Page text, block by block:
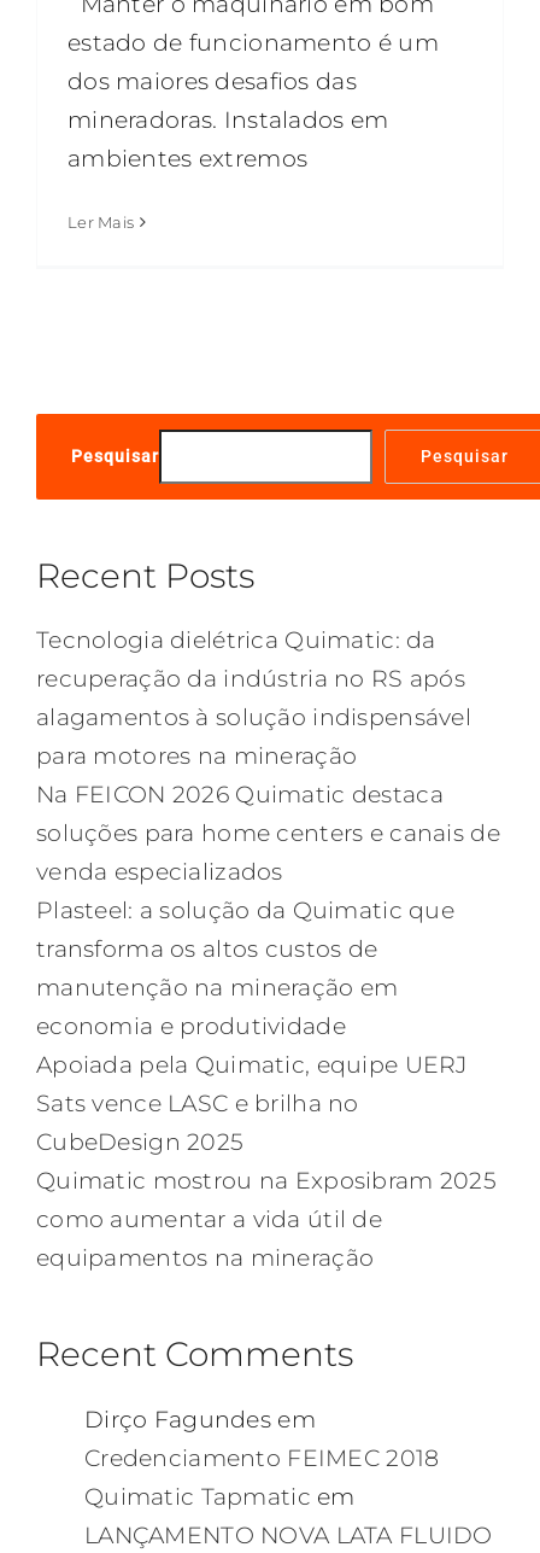
estado de funcionamento é um
dos maiores desafios das
mineradoras. Instalados em
ambientes extremos
Ler Mais
Pesquisar Pesquisar
Recent Posts
Tecnologia dielétrica Quimatic: da
recuperação da indústria no RS após
alagamentos à solução indispensável
para motores na mineração
Na FEICON 2026 Quimatic destaca
soluções para home centers e canais de
venda especializados
Plasteel: a solução da Quimatic que
transforma os altos custos de
manutenção na mineração em
economia e produtividade
Apoiada pela Quimatic, equipe UERJ
Sats vence LASC e brilha no
CubeDesign 2025
Quimatic mostrou na Exposibram 2025
como aumentar a vida útil de
equipamentos na mineração
Recent Comments
Dirço Fagundes em
Credenciamento FEIMEC 2018
Quimatic Tapmatic em
LANÇAMENTO NOVA LATA FLUIDO